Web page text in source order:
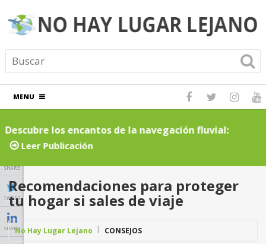
MENU
Descubre los encantos de la navegación fluvial:
cruceros por ríos inolvidables
Leer Publicación
SHARE
TWEET
SHARE
Recomendaciones para proteger
tu hogar si sales de viaje
No Hay Lugar Lejano CONSEJOS